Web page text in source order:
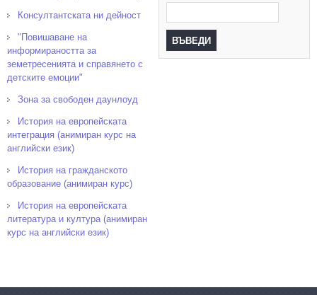
Консултантската ни дейност
"Повишаване на
информираността за
земетресенията и справянето с
детските емоции"
Зона за свободен даунлоуд
История на европейската
интеграция (анимиран курс на
английски език)
История на гражданското
образование (анимиран курс)
История на европейската
литература и култура (анимиран
курс на английски език)